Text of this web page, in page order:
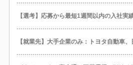
【選考】応募から最短1週間以内の入社実
【就業先】大手企業のみ：トヨタ自動車、